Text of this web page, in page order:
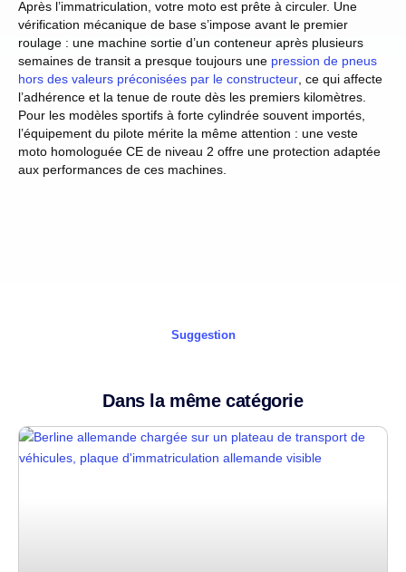
Après l’immatriculation, votre moto est prête à circuler. Une
vérification mécanique de base s’impose avant le premier
roulage : une machine sortie d’un conteneur après plusieurs
semaines de transit a presque toujours une pression de pneus
hors des valeurs préconisées par le constructeur , ce qui affecte
l’adhérence et la tenue de route dès les premiers kilomètres.
Pour les modèles sportifs à forte cylindrée souvent importés,
l’équipement du pilote mérite la même attention : une veste
moto homologuée CE de niveau 2 offre une protection adaptée
aux performances de ces machines.
Suggestion
Dans la même catégorie